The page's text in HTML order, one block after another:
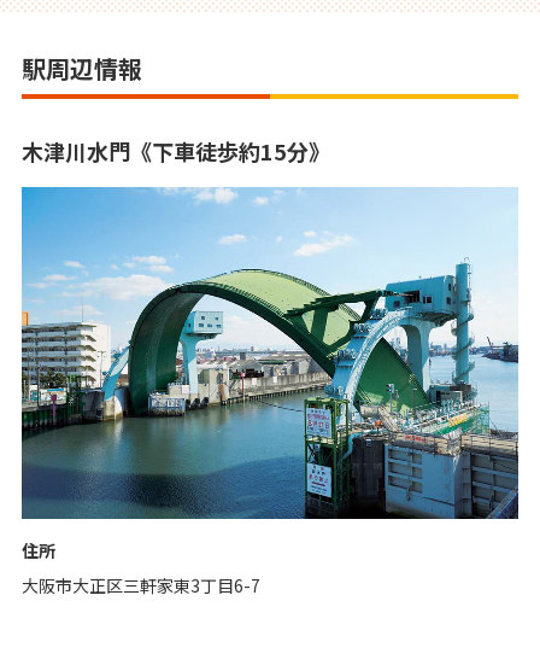
駅周辺情報
木津川水門《下車徒歩約15分》
住所
大阪市大正区三軒家東3丁目6-7